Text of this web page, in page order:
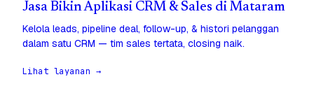
Jasa Bikin Aplikasi CRM & Sales di Mataram
Kelola leads, pipeline deal, follow-up, & histori pelanggan
dalam satu CRM — tim sales tertata, closing naik.
Lihat layanan →